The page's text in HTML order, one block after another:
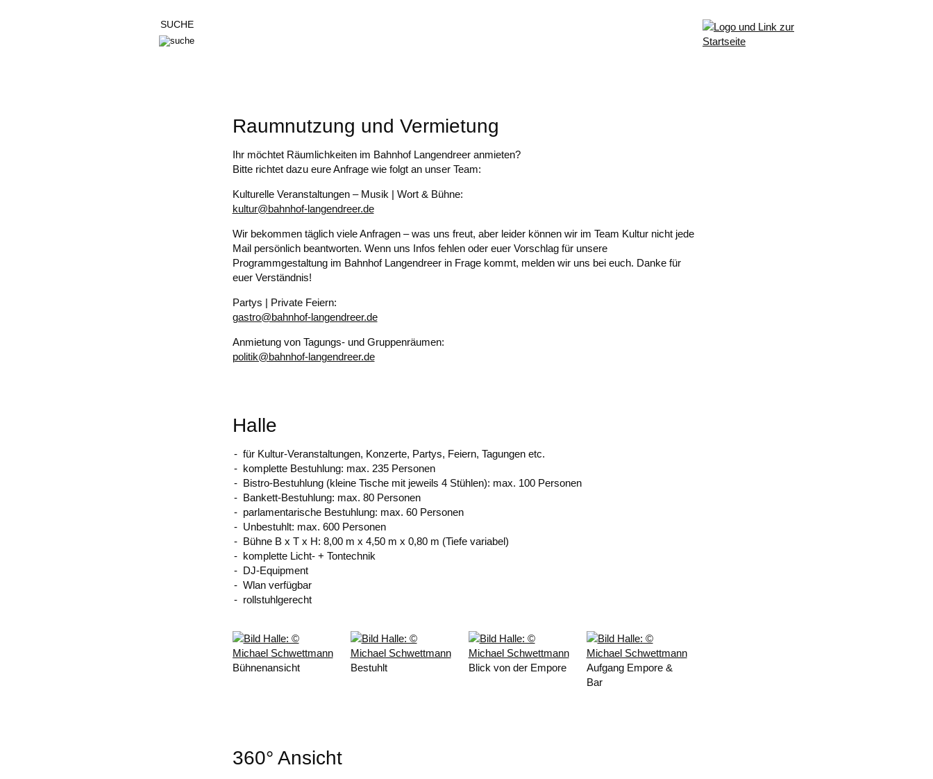
GESAMTPROGRAMM
ALLGEMEINE INFORMATIONENRaumnutzung und Vermietung
Ihr möchtet Räumlichkeiten im Bahnhof Langendreer anmieten?
Bitte richtet dazu eure Anfrage wie folgt an unser Team:
Kulturelle Veranstaltungen – Musik | Wort & Bühne:
kultur@bahnhof-langendreer.de
Wir bekommen täglich viele Anfragen – was uns freut, aber leider können wir im Team Kultur nicht jede
Mail persönlich beantworten. Wenn uns Infos fehlen oder euer Vorschlag für unsere
Programmgestaltung im Bahnhof Langendreer in Frage kommt, melden wir uns bei euch. Danke für
euer Verständnis!
Partys | Private Feiern:
gastro@bahnhof-langendreer.de
Anmietung von Tagungs- und Gruppenräumen:
politik@bahnhof-langendreer.de
Halle
für Kultur-Veranstaltungen, Konzerte, Partys, Feiern, Tagungen etc.
komplette Bestuhlung: max. 235 Personen
Bistro-Bestuhlung (kleine Tische mit jeweils 4 Stühlen): max. 100 Personen
Bankett-Bestuhlung: max. 80 Personen
parlamentarische Bestuhlung: max. 60 Personen
Unbestuhlt: max. 600 Personen
Bühne B x T x H: 8,00 m x 4,50 m x 0,80 m (Tiefe variabel)
komplette Licht- + Tontechnik
DJ-Equipment
Wlan verfügbar
rollstuhlgerecht
Bühnenansicht Bestuhlt Blick von der Empore
Aufgang Empore &
Bar
360° Ansicht